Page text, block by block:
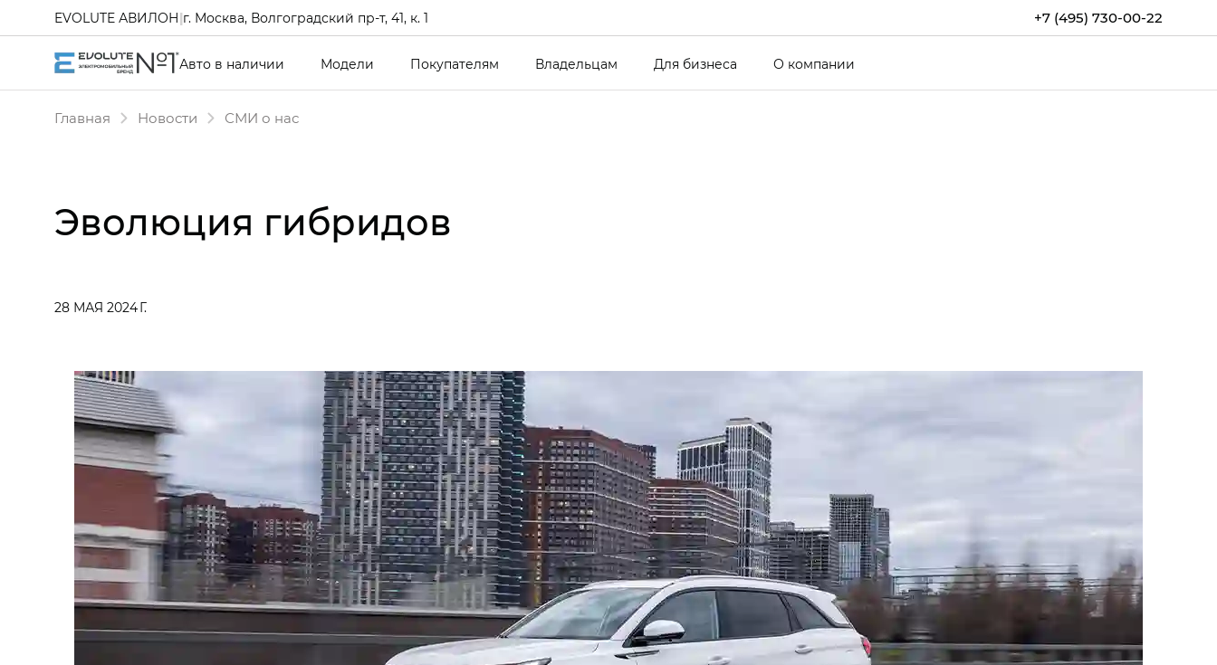
+7 (495) 730-00-22
EVOLUTE АВИЛОН|г. Москва, Волгоградский пр-т, 41, к. 1
Авто в наличии Модели Покупателям Владельцам Для бизнеса О компании
Главная Новости СМИ о нас
Эволюция гибридов
28 МАЯ 2024 Г.